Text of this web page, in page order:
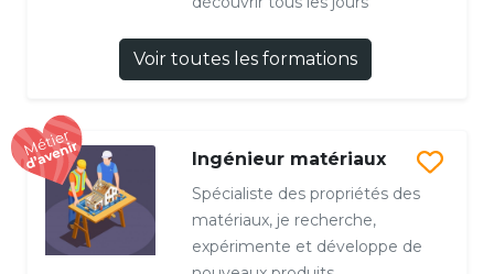
Voir toutes les formations
Ingénieur matériaux
Spécialiste des propriétés des
matériaux, je recherche,
expérimente et développe de